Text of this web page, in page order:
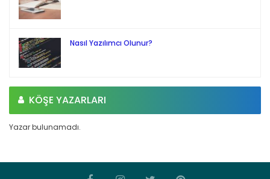
Nasıl Yazılımcı Olunur?
KÖŞE YAZARLARI
Yazar bulunamadı.